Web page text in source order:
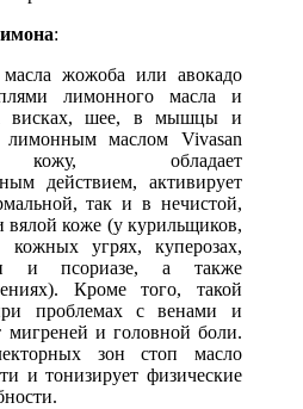
:
жожоба или авокадо
лимонного масла и
висках, шее, в мышцы и
маслом Vivasan
кожу, обладает
действием, активирует
так и в нечистой,
вялой коже (у курильщиков,
угрях, куперозах,
и псориазе, а также
Кроме того, такой
проблемах с венами и
мигреней и головной боли.
зон стоп масло
и тонизирует физические